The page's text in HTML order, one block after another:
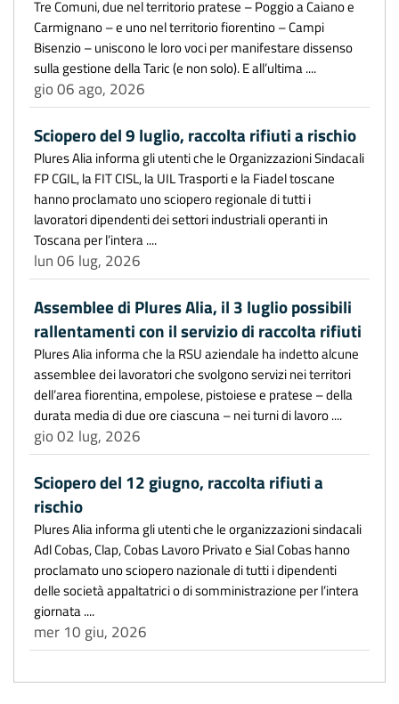
Tre Comuni, due nel territorio pratese – Poggio a Caiano e
Carmignano – e uno nel territorio fiorentino – Campi
Bisenzio – uniscono le loro voci per manifestare dissenso
sulla gestione della Taric (e non solo). E all’ultima ....
gio 06 ago, 2026
Sciopero del 9 luglio, raccolta rifiuti a rischio
Plures Alia informa gli utenti che le Organizzazioni Sindacali
FP CGIL, la FIT CISL, la UIL Trasporti e la Fiadel toscane
hanno proclamato uno sciopero regionale di tutti i
lavoratori dipendenti dei settori industriali operanti in
Toscana per l’intera ....
lun 06 lug, 2026
Assemblee di Plures Alia, il 3 luglio possibili
rallentamenti con il servizio di raccolta rifiuti
Plures Alia informa che la RSU aziendale ha indetto alcune
assemblee dei lavoratori che svolgono servizi nei territori
dell’area fiorentina, empolese, pistoiese e pratese – della
durata media di due ore ciascuna – nei turni di lavoro ....
gio 02 lug, 2026
Sciopero del 12 giugno, raccolta rifiuti a
rischio
Plures Alia informa gli utenti che le organizzazioni sindacali
Adl Cobas, Clap, Cobas Lavoro Privato e Sial Cobas hanno
proclamato uno sciopero nazionale di tutti i dipendenti
delle società appaltatrici o di somministrazione per l’intera
giornata ....
mer 10 giu, 2026